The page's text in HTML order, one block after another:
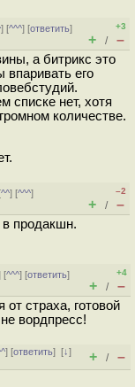
] [^^^] [ответить]
+3
+ / –
а битрикс это
впаривать его
списке нет, хотя
количестве.
^^] [^^^]
–2
+ / –
продакшн.
[^^^] [ответить]
+4
+ / –
страха, готовой
вордпресс!
] [ответить][↓]
+ / –